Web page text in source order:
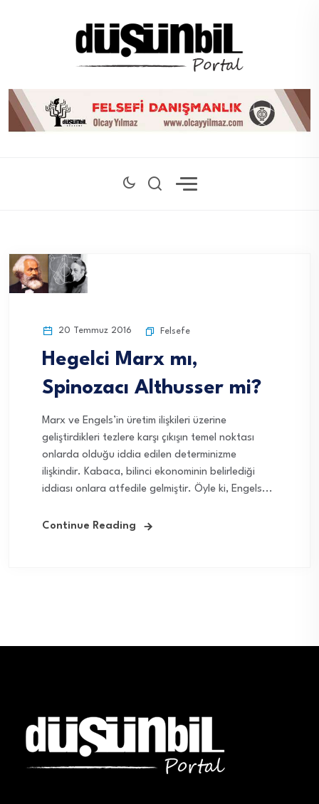
20 Temmuz 2016 Felsefe
Hegelci Marx mı,
Spinozacı Althusser mi?
Marx ve Engels’in üretim ilişkileri üzerine
geliştirdikleri tezlere karşı çıkışın temel noktası
onlarda olduğu iddia edilen determinizme
ilişkindir. Kabaca, bilinci ekonominin belirlediği
iddiası onlara atfedile gelmiştir. Öyle ki, Engels...
Continue Reading